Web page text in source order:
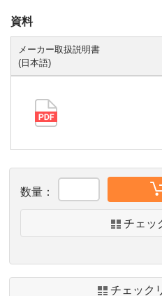
数量：
チェッ
チェック
資料
メーカー取扱説明書
(日本語)